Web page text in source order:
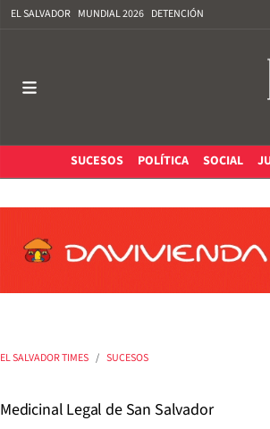
EL SALVADOR MUNDIAL 2026 DETENCIÓN
SUCESOS
POLÍTICA SOCIAL
EL SALVADOR TIMES SUCESOS
Medicinal Legal de San Salvador